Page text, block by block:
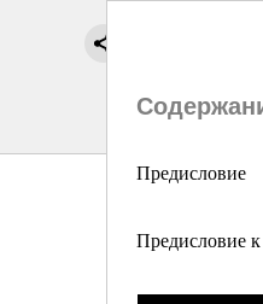
Предисловие
Предисловие